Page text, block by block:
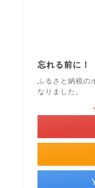
忘れる前に！
ふるさと納税の
なりました。